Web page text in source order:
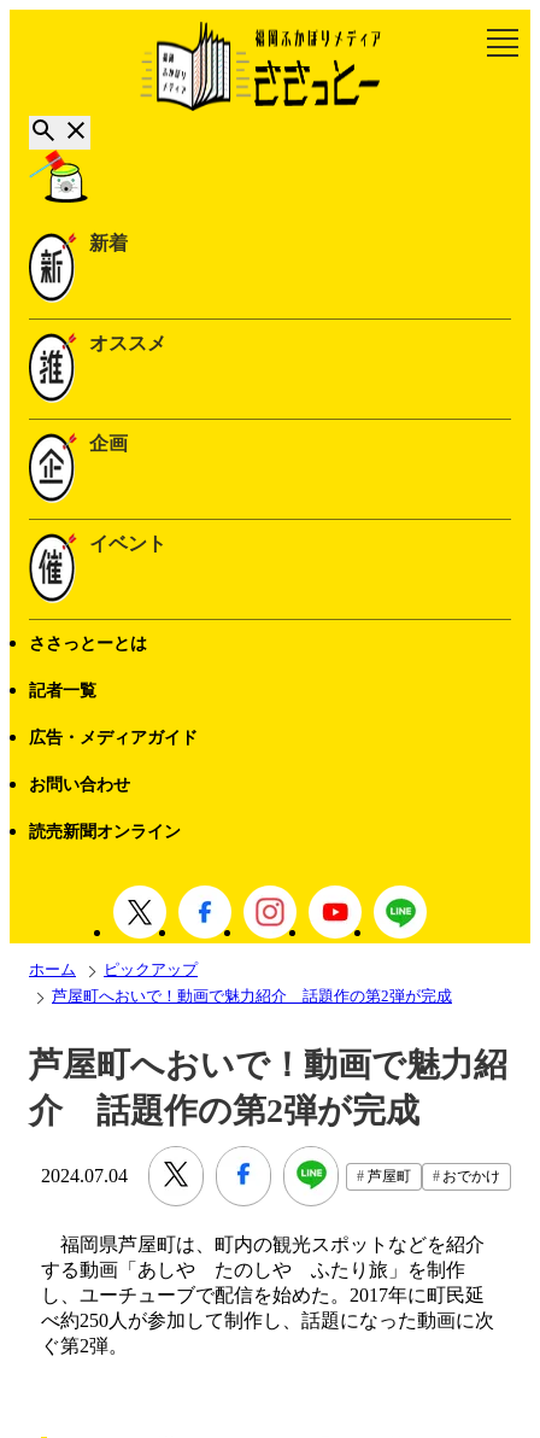
新着
オススメ
企画
イベント
ささっとーとは
記者一覧
広告・メディアガイド
お問い合わせ
読売新聞オンライン
ホーム
ピックアップ
芦屋町へおいで！動画で魅力紹介 話題作の第2弾が完成
芦屋町へおいで！動画で魅力紹
介 話題作の第2弾が完成
2024.07.04 芦屋町 おでかけ
福岡県芦屋町は、町内の観光スポットなどを紹介
する動画「あしや たのしや ふたり旅」を制作
し、ユーチューブで配信を始めた。2017年に町民延
べ約250人が参加して制作し、話題になった動画に次
ぐ第2弾。